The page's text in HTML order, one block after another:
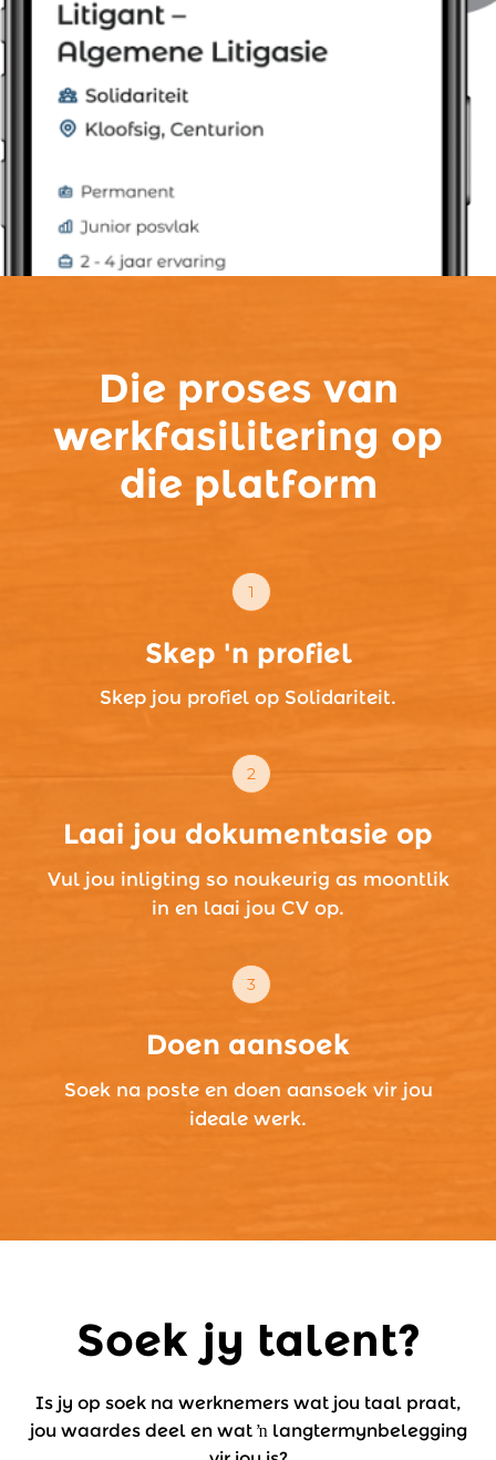
Die proses van
werkfasilitering op
die platform
Skep 'n profiel
Skep jou profiel op Solidariteit.
Laai jou dokumentasie op
Vul jou inligting so noukeurig as moontlik
in en laai jou CV op.
Doen aansoek
Soek na poste en doen aansoek vir jou
ideale werk.
Soek jy talent?
Is jy op soek na werknemers wat jou taal praat,
jou waardes deel en wat ŉ langtermynbelegging